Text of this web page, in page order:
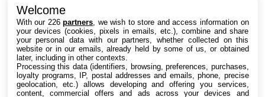
Intéressant ? Partagez !
Welcome
With our 226partners , we wish to store and access information on
your devices (cookies, pixels in emails, etc.), combine and share
your personal data with our partners, whether collected on this
website or in our emails, already held by some of us, or obtained
later, including in other contexts.
Processing this data (identifiers, browsing, preferences, purchases,
loyalty programs, IP, postal addresses and emails, phone, precise
geolocation, etc.) allows developing and offering you services,
content, commercial offers and ads across your devices and